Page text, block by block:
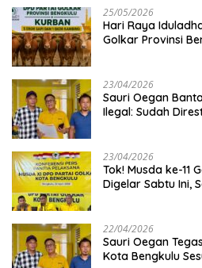
25/05/2026
Hari Raya
Golkar Provinsi
23/04/2026
Sauri Oegan
Ilegal: Sudah
23/04/2026
‎Tok! Musda ke-11
Digelar Sabtu Ini,
22/04/2026
Sauri Oegan
Kota Bengkulu